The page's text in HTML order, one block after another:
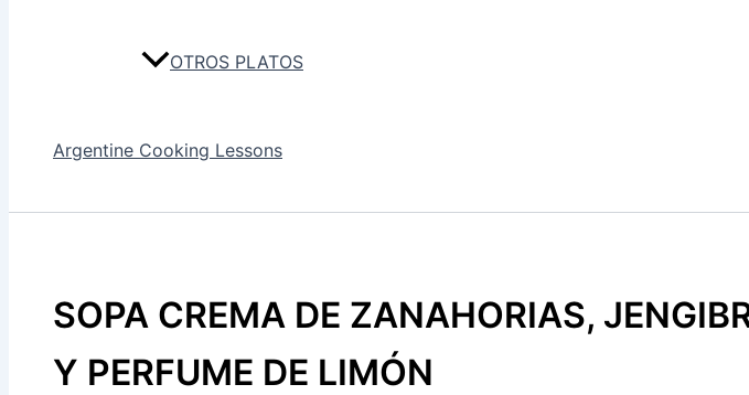
OTROS PLATOS
Argentine Cooking Lessons
SOPA CREMA DE ZANAHORIAS,
Y PERFUME DE LIMÓN